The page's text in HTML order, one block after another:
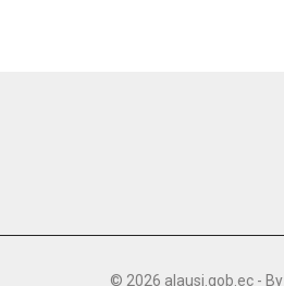
© 2026 alausi.gob.ec - By